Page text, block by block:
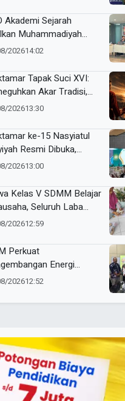
Akademi Sejarah
Muhammadiyah
di PTMA
202614:02
Tapak Suci XVI:
Akar Tradisi,
Masa Depan
202613:30
ke-15 Nasyiatul
Resmi Dibuka,
Komitmen
202613:00
Kelas V SDMM Belajar
Seluruh Laba
for Charity
202612:59
Perkuat
Energi
Lewat Varietas
202612:52